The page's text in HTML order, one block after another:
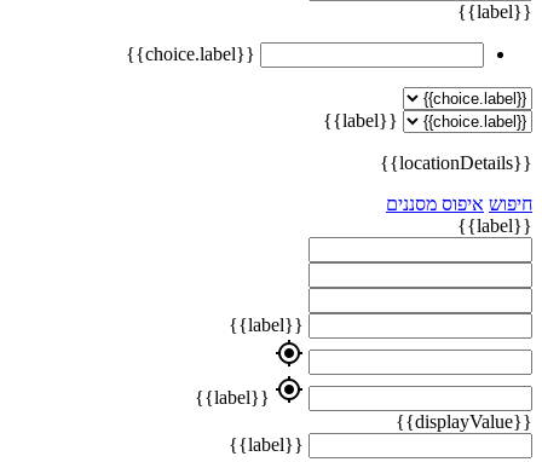
{{label}}
{{choice.label}}
{{label}}
{{locationDetails}}
חיפוש איפוס מסננים
{{label}}
{{label}}
my_location
my_location
{{label}}
{{displayValue}}
{{label}}